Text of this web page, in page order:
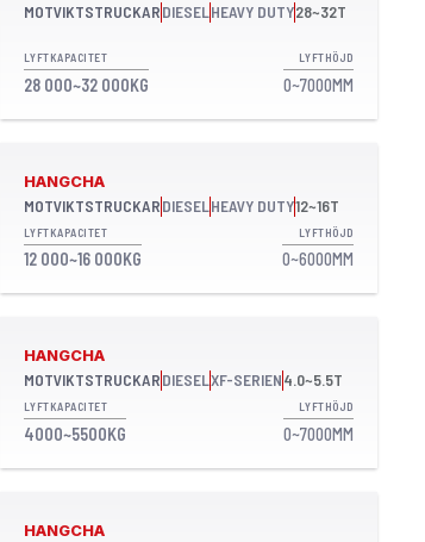
MOTVIKTSTRUCKARDIESELHEAVY DUTY28~32T
LYFTKAPACITET
28 000~32 000KG
LYFTHÖJD
0~7000MM
HANGCHA
MOTVIKTSTRUCKARDIESELHEAVY DUTY12~16T
LYFTKAPACITET
12 000~16 000KG
LYFTHÖJD
0~6000MM
HANGCHA
MOTVIKTSTRUCKARDIESELXF-SERIEN4.0~5.5T
LYFTKAPACITET
4000~5500KG
LYFTHÖJD
0~7000MM
HANGCHA